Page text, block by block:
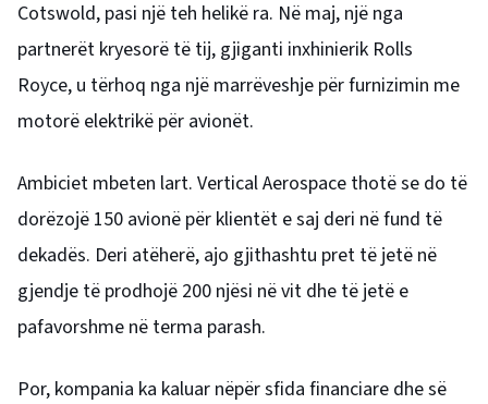
Cotswold, pasi një teh helikë ra. Në maj, një nga
partnerët kryesorë të tij, gjiganti inxhinierik Rolls
Royce, u tërhoq nga një marrëveshje për furnizimin me
motorë elektrikë për avionët.
Ambiciet mbeten lart. Vertical Aerospace thotë se do të
dorëzojë 150 avionë për klientët e saj deri në fund të
dekadës. Deri atëherë, ajo gjithashtu pret të jetë në
gjendje të prodhojë 200 njësi në vit dhe të jetë e
pafavorshme në terma parash.
Por, kompania ka kaluar nëpër sfida financiare dhe së